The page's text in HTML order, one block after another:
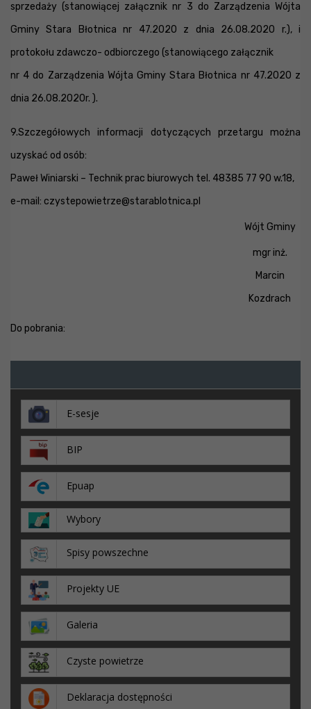
sprzedaży (stanowiącej załącznik nr 3 do Zarządzenia Wójta
Gminy Stara Błotnica nr 47.2020 z dnia 26.08.2020 r.), i
protokołu zdawczo- odbiorczego (stanowiącego załącznik
nr 4 do Zarządzenia Wójta Gminy Stara Błotnica nr 47.2020 z
dnia 26.08.2020r. ).
9.Szczegółowych informacji dotyczących przetargu można
uzyskać od osób:
Paweł Winiarski – Technik prac biurowych tel. 48385 77 90 w.18,
e-mail: czystepowietrze@starablotnica.pl
Wójt Gminy
mgr inż.
Marcin
Kozdrach
Do pobrania:
E-sesje
BIP
Epuap
Wybory
Spisy powszechne
Projekty UE
Galeria
Czyste powietrze
Deklaracja dostępności